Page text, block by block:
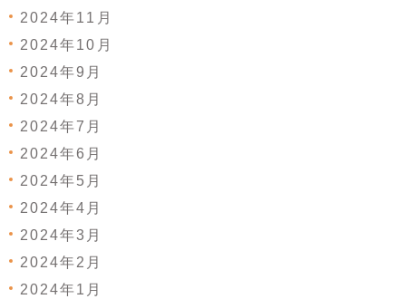
2024年11月
2024年10月
2024年9月
2024年8月
2024年7月
2024年6月
2024年5月
2024年4月
2024年3月
2024年2月
2024年1月